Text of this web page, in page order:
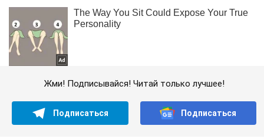
Жми! Подписывайся! Читай только лучшее!
Подписаться Подписаться